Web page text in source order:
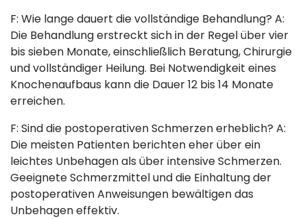
F: Wie lange dauert die vollständige Behandlung? A:
Die Behandlung erstreckt sich in der Regel über vier
bis sieben Monate, einschließlich Beratung, Chirurgie
und vollständiger Heilung. Bei Notwendigkeit eines
Knochenaufbaus kann die Dauer 12 bis 14 Monate
erreichen.
F: Sind die postoperativen Schmerzen erheblich? A:
Die meisten Patienten berichten eher über ein
leichtes Unbehagen als über intensive Schmerzen.
Geeignete Schmerzmittel und die Einhaltung der
postoperativen Anweisungen bewältigen das
Unbehagen effektiv.